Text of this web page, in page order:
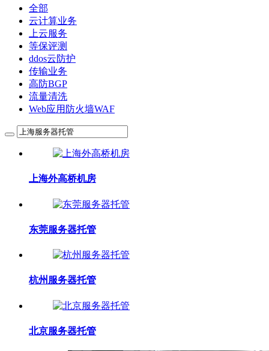
全部
云计算业务
上云服务
等保评测
ddos云防护
传输业务
高防BGP
流量清洗
Web应用防火墙WAF
上海外高桥机房
东莞服务器托管
杭州服务器托管
北京服务器托管